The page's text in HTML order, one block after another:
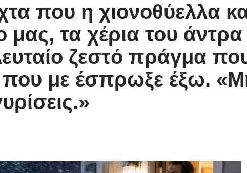
που η χιονοθύελλα
μας, τα χέρια του
ζεστό πράγμα
που με έσπρωξε έξω.